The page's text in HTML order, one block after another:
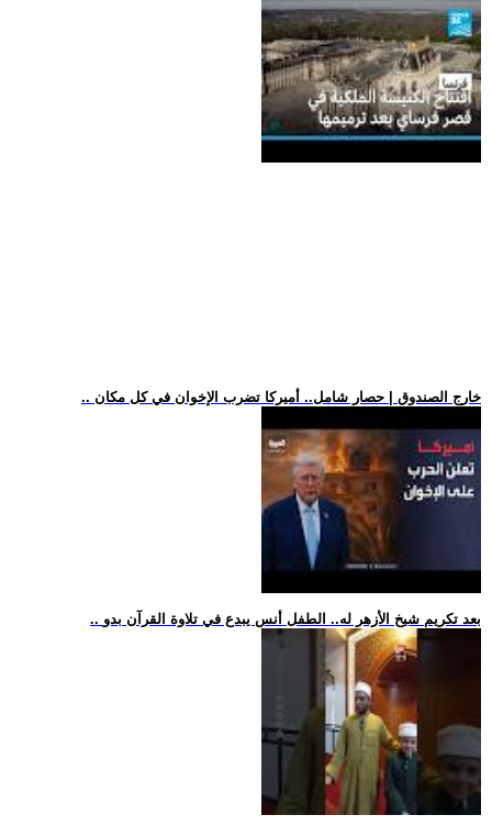
.. خارج الصندوق | حصار شامل.. أميركا تضرب الإخوان في كل مكان
.. بعد تكريم شيخ الأزهر له.. الطفل أنس يبدع في تلاوة القرآن بدو